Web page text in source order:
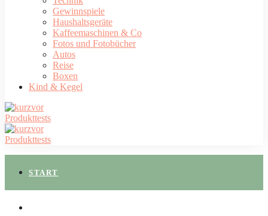
Gewinnspiele
Haushaltsgeräte
Kaffeemaschinen & Co
Fotos und Fotobücher
Autos
Reise
Boxen
Kind & Kegel
START